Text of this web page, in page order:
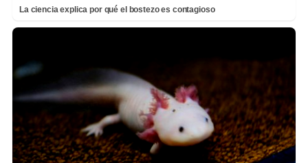
La ciencia explica por qué el bostezo es contagioso